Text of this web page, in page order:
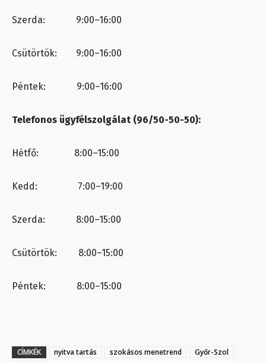
Szerda: 9:00–16:00
Csütörtök: 9:00–16:00
Péntek: 9:00–16:00
Telefonos ügyfélszolgálat (96/50-50-50):
Hétfő: 8:00–15:00
Kedd: 7:00–19:00
Szerda: 8:00–15:00
Csütörtök: 8:00–15:00
Péntek: 8:00–15:00
CÍMKÉK nyitva tartás szokásos menetrend Győr-Szol